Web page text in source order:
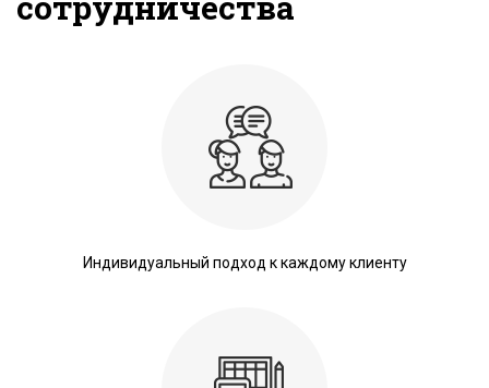
Индивидуальный подход к каждому клиенту